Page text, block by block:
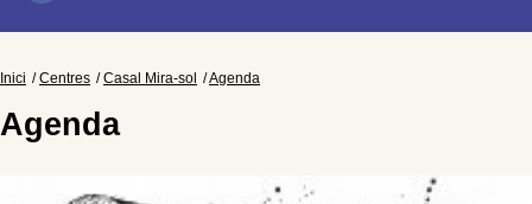
Inici Centres Casal Mira-sol Agenda
Agenda